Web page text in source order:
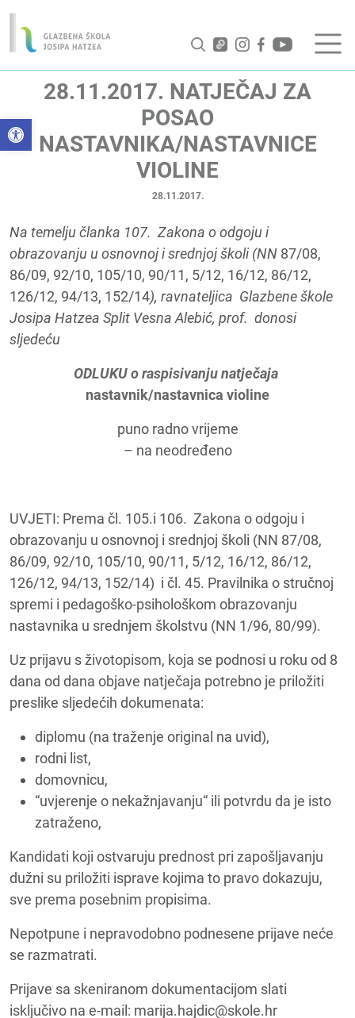
Open toolbar
28.11.2017. NATJEČAJ ZA
POSAO
NASTAVNIKA/NASTAVNICE
VIOLINE
28.11.2017.
Na temelju članka 107. Zakona o odgoju i
obrazovanju u osnovnoj i srednjoj školi (NN 87/08,
86/09, 92/10, 105/10, 90/11, 5/12, 16/12, 86/12,
126/12, 94/13, 152/14), ravnateljica Glazbene škole
Josipa Hatzea Split Vesna Alebić, prof. donosi
sljedeću
ODLUKUo raspisivanju natječaja
nastavnik/nastavnica violine
puno radno vrijeme
– na neodređeno
UVJETI: Prema čl. 105.i 106. Zakona o odgoju i
obrazovanju u osnovnoj i srednjoj školi (NN 87/08,
86/09, 92/10, 105/10, 90/11, 5/12, 16/12, 86/12,
126/12, 94/13, 152/14) i čl. 45. Pravilnika o stručnoj
spremi i pedagoško-psihološkom obrazovanju
nastavnika u srednjem školstvu (NN 1/96, 80/99).
Uz prijavu s životopisom, koja se podnosi u roku od 8
dana od dana objave natječaja potrebno je priložiti
preslike sljedećih dokumenata:
diplomu (na traženje original na uvid),
rodni list,
domovnicu,
“uvjerenje o nekažnjavanju“ ili potvrdu da je isto
zatraženo,
Kandidati koji ostvaruju prednost pri zapošljavanju
dužni su priložiti isprave kojima to pravo dokazuju,
sve prema posebnim propisima.
Nepotpune i nepravodobno podnesene prijave neće
se razmatrati.
Prijave sa skeniranom dokumentacijom slati
isključivo na e-mail: marija.hajdic@skole.hr